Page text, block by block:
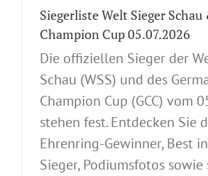
Siegerliste Welt Sieger
Champion Cup 05.07.2026
Die offiziellen Sieger der
Schau (WSS) und des
Champion Cup (GCC) vom
stehen fest. Entdecken Sie
Ehrenring-Gewinner, Best
Sieger, Podiumsfotos